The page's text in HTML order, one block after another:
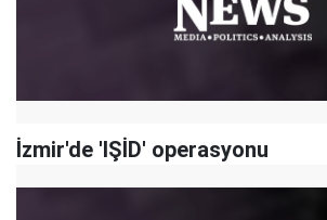
İzmir'de 'IŞİD' operasyonu